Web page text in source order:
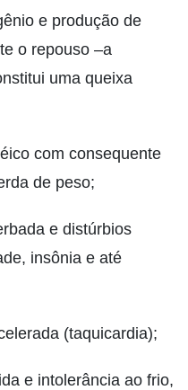
e produção de
o repouso –a
uma queixa
com consequente
de peso;
e distúrbios
insônia e até
(taquicardia);
e intolerância ao frio,